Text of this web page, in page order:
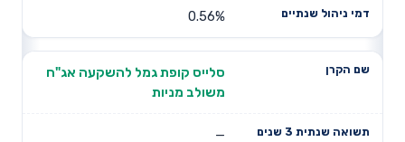
0.56%
סלייס קופת גמל להשקעה אג"ח
משולב מניות
—